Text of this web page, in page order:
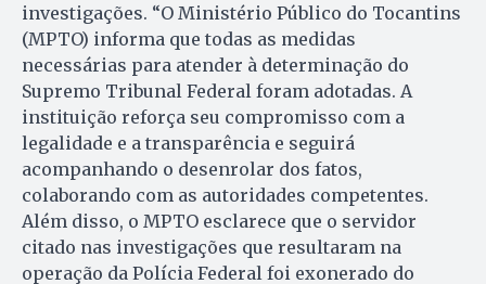
investigações. “O Ministério Público do Tocantins
(MPTO) informa que todas as medidas
necessárias para atender à determinação do
Supremo Tribunal Federal foram adotadas. A
instituição reforça seu compromisso com a
legalidade e a transparência e seguirá
acompanhando o desenrolar dos fatos,
colaborando com as autoridades competentes.
Além disso, o MPTO esclarece que o servidor
citado nas investigações que resultaram na
operação da Polícia Federal foi exonerado do